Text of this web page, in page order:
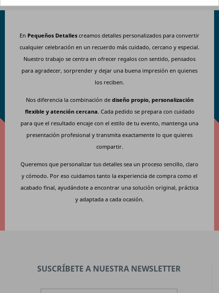
En Pequeños Detalles creamos detalles personalizados para convertir
cualquier celebración en un recuerdo más cuidado, cercano y especial.
Nuestro trabajo se centra en ofrecer regalos con sentido, pensados
para agradecer, sorprender y dejar una buena impresión en quienes
los reciben.
Nos diferencia la combinación de diseño propio, personalización
flexible y atención cercana. Cada pedido se prepara con cuidado
para que el resultado encaje con el estilo de tu evento, mantenga una
presentación profesional y transmita exactamente lo que quieres
compartir.
Queremos que personalizar tus detalles sea un proceso sencillo, claro
y cómodo. Por eso cuidamos tanto la experiencia de compra como el
acabado final, ayudándote a encontrar una solución original, práctica
y adaptada a cada ocasión.
SUSCRÍBETE A NUESTRA NEWSLETTER